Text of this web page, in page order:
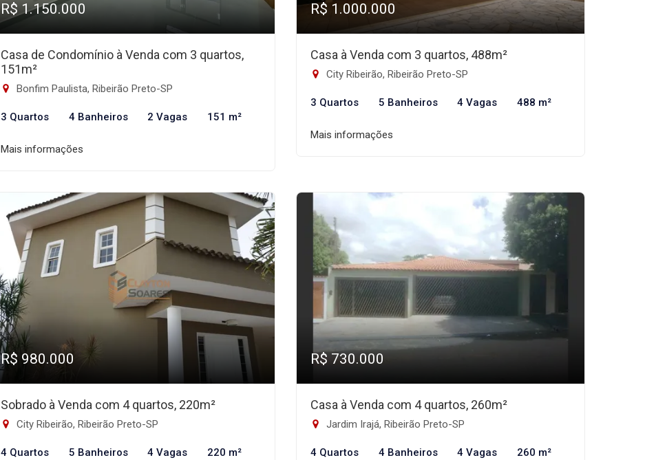
R$ 1.150.000
Casa de Condomínio à Venda com 3 quartos,
151m²
Bonfim Paulista, Ribeirão Preto-SP
3 Quartos 4 Banheiros 2 Vagas 151 m²
Mais informações
R$ 1.000.000
Casa à Venda com 3 quartos, 488m²
City Ribeirão, Ribeirão Preto-SP
3 Quartos 5 Banheiros 4 Vagas 488 m²
Mais informações
R$ 980.000
Sobrado à Venda com 4 quartos, 220m²
City Ribeirão, Ribeirão Preto-SP
4 Quartos 5 Banheiros 4 Vagas 220 m²
R$ 730.000
Casa à Venda com 4 quartos, 260m²
Jardim Irajá, Ribeirão Preto-SP
4 Quartos 4 Banheiros 4 Vagas 260 m²